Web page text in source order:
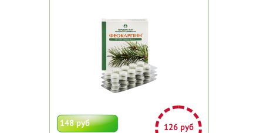
148 руб 126 руб